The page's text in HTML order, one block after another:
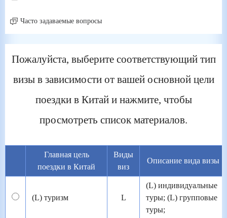
Часто задаваемые вопросы
Пожалуйста, выберите соответствующий тип
визы в зависимости от вашей основной цели
поездки в Китай и нажмите, чтобы
просмотреть список материалов.
Главная цель
поездки в Китай
Виды
виз
Описание вида визы
(L) туризм L
(L) индивидуальные
туры; (L) групповые
туры;